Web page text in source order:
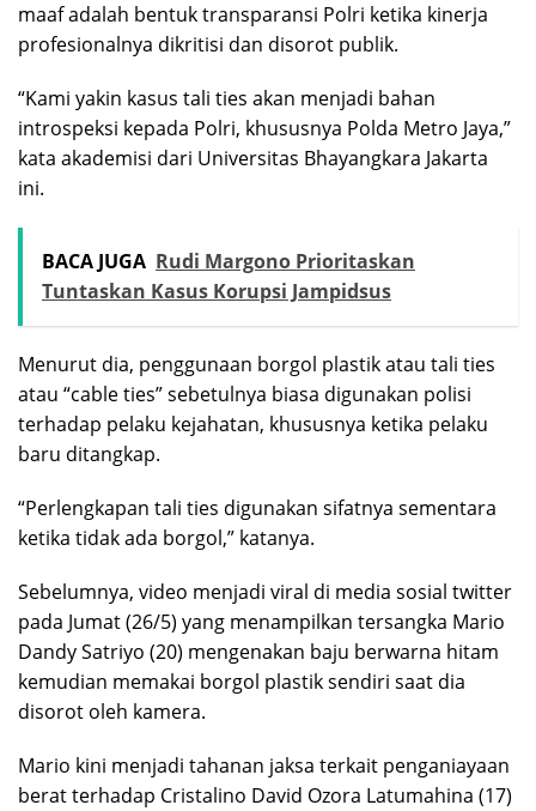
maaf adalah bentuk transparansi Polri ketika kinerja
profesionalnya dikritisi dan disorot publik.
“Kami yakin kasus tali ties akan menjadi bahan
introspeksi kepada Polri, khususnya Polda Metro Jaya,”
kata akademisi dari Universitas Bhayangkara Jakarta
ini.
BACA JUGA Rudi Margono Prioritaskan
Tuntaskan Kasus Korupsi Jampidsus
Menurut dia, penggunaan borgol plastik atau tali ties
atau “cable ties” sebetulnya biasa digunakan polisi
terhadap pelaku kejahatan, khususnya ketika pelaku
baru ditangkap.
“Perlengkapan tali ties digunakan sifatnya sementara
ketika tidak ada borgol,” katanya.
Sebelumnya, video menjadi viral di media sosial twitter
pada Jumat (26/5) yang menampilkan tersangka Mario
Dandy Satriyo (20) mengenakan baju berwarna hitam
kemudian memakai borgol plastik sendiri saat dia
disorot oleh kamera.
Mario kini menjadi tahanan jaksa terkait penganiayaan
berat terhadap Cristalino David Ozora Latumahina (17)